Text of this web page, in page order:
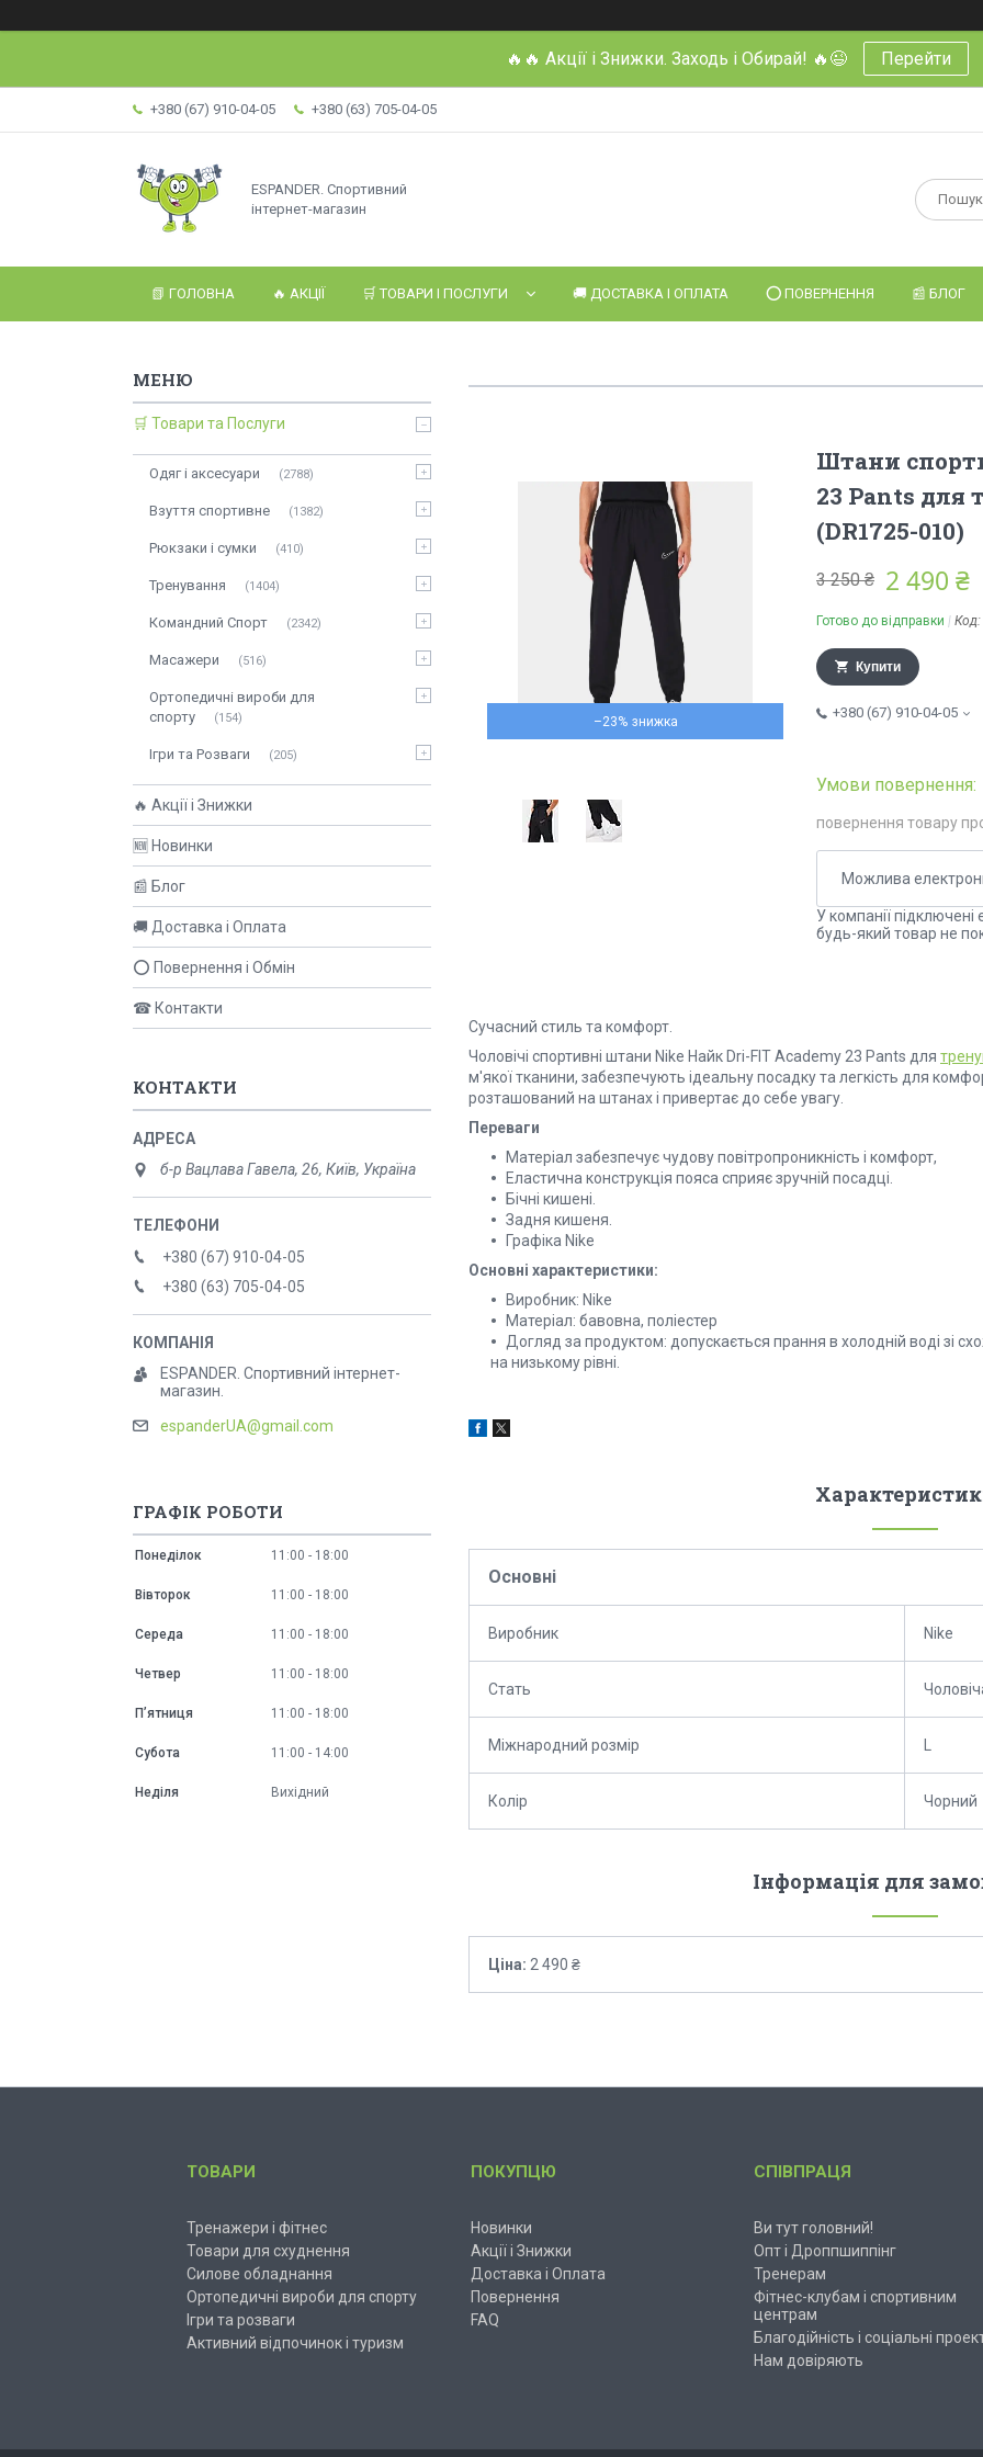
🔥🔥 Акції і Знижки. Заходь і Обирай! 🔥😉 Перейти
+380 (67) 910-04-05 +380 (63) 705-04-05
ESPANDER. Спортивний
інтернет-магазин
📗 ГОЛОВНА 🔥 АКЦІЇ 🛒 ТОВАРИ І ПОСЛУГИ 🚚 ДОСТАВКА І ОПЛАТА ⭕️ ПОВЕРНЕННЯ 📰 БЛОГ
–23%
Штани
23 Pants для
(DR1725-010)
3 250 ₴ 2 490 ₴
Готово до відправки Код:
Купити
+380 (67) 910-04-05
повернення товару
У компанії
будь-який товар не
Сучасний стиль та комфорт.
Чоловічі спортивні штани Nike Найк Dri-FIT Academy 23 Pants для
м'якої тканини, забезпечують ідеальну посадку та легкість для
розташований на штанах і привертає до себе увагу.
Переваги
Матеріал забезпечує чудову повітропроникність і комфорт,
Еластична конструкція пояса сприяє зручній посадці.
Бічні кишені.
Задня кишеня.
Графіка Nike
Основні характеристики:
Виробник: Nike
Матеріал: бавовна, поліестер
Догляд за продуктом: допускається прання в холодній воді зі
на низькому рівні.
Основні
Виробник Nike
Стать
Міжнародний розмір L
Колір Чорний
Інформація для
Ціна: 2 490 ₴
🛒 Товари та Послуги
Одяг і аксесуари 2788
Взуття спортивне 1382
Рюкзаки і сумки 410
Тренування 1404
Командний Спорт 2342
Масажери 516
Ортопедичні вироби для
спорту
154
Ігри та Розваги 205
🔥 Акції і Знижки
🆕 Новинки
📰 Блог
🚚 Доставка і Оплата
⭕ Повернення і Обмін
☎ Контакти
КОНТАКТИ
б-р Вацлава Гавела, 26, Київ, Україна
+380 (67) 910-04-05
+380 (63) 705-04-05
ESPANDER. Спортивний інтернет-
магазин.
espanderUA@gmail.com
ГРАФІК РОБОТИ
Понеділок 11:00 18:00
Вівторок 11:00 18:00
Середа 11:00 18:00
Четвер 11:00 18:00
Пʼятниця 11:00 18:00
Субота 11:00 14:00
Неділя Вихідний
ТОВАРИ
Тренажери і фітнес
Товари для схуднення
Силове обладнання
Ортопедичні вироби для спорту
Ігри та розваги
Активний відпочинок і туризм
ПОКУПЦЮ
Новинки
Акції і Знижки
Доставка і Оплата
Повернення
FAQ
СПІВПРАЦЯ
Ви тут головний!
Опт і Дроппшиппінг
Тренерам
Фітнес-клубам і спортивним
центрам
Благодійність і соціальні
Нам довіряють